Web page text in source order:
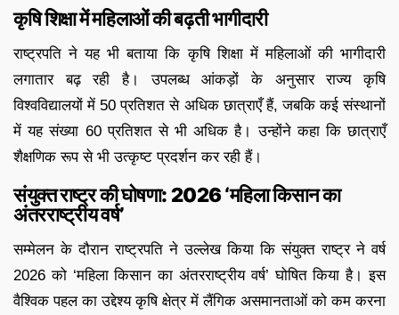
कृषि शिक्षा में महिलाओं की बढ़ती भागीदारी
राष्ट्रपति ने यह भी बताया कि कृषि शिक्षा में महिलाओं की भागीदारी
लगातार बढ़ रही है। उपलब्ध आंकड़ों के अनुसार राज्य कृषि
विश्वविद्यालयों में 50 प्रतिशत से अधिक छात्राएँ हैं, जबकि कई संस्थानों
में यह संख्या 60 प्रतिशत से भी अधिक है। उन्होंने कहा कि छात्राएँ
शैक्षणिक रूप से भी उत्कृष्ट प्रदर्शन कर रही हैं।
संयुक्त राष्ट्र की घोषणा: 2026 ‘महिला किसान का
अंतरराष्ट्रीय वर्ष’
सम्मेलन के दौरान राष्ट्रपति ने उल्लेख किया कि संयुक्त राष्ट्र ने वर्ष
2026 को ‘महिला किसान का अंतरराष्ट्रीय वर्ष’ घोषित किया है। इस
वैश्विक पहल का उद्देश्य कृषि क्षेत्र में लैंगिक असमानताओं को कम करना